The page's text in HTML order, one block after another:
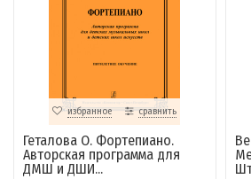
избранное сравнить
Геталова О. Фортепиано.
Авторская программа для
ДМШ и ДШИ...